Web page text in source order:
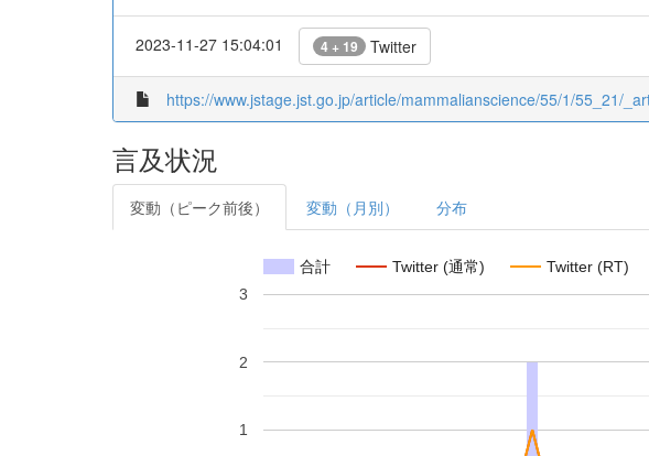
2023-11-27 15:04:01 4 + 19 Twitter
https://www.jstage.jst.go.jp/article/mammalianscience/55/1/55_21/
言及状況
変動（ピーク前後） 変動（月別） 分布
合計 Twitter (通常) Twitter (RT)
1
2
3